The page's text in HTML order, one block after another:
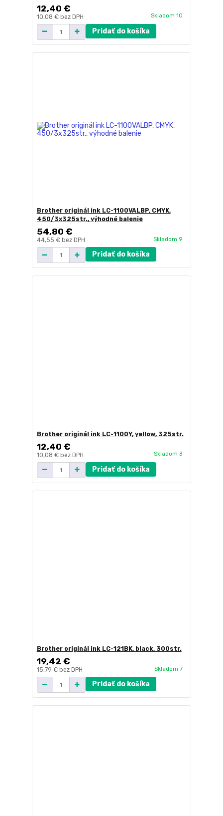
12,40 €
10,08 € bez DPH Skladom 10
Pridať do košíka
Brother originál ink LC-1100VALBP, CMYK,
450/3x325str., výhodné balenie
54,80 €
44,55 € bez DPH Skladom 9
Pridať do košíka
Brother originál ink LC-1100Y, yellow, 325str.
12,40 €
10,08 € bez DPH Skladom 3
Pridať do košíka
Brother originál ink LC-121BK, black, 300str.
19,42 €
15,79 € bez DPH Skladom 7
Pridať do košíka